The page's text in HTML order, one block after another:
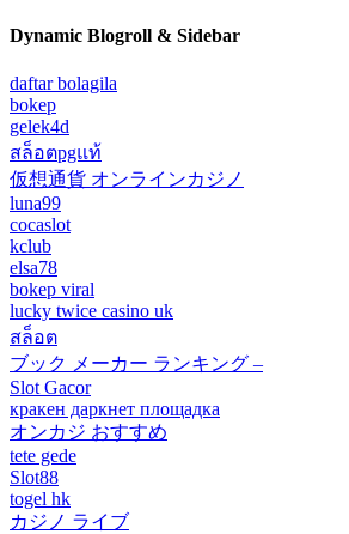
Dynamic Blogroll & Sidebar
daftar bolagila
bokep
gelek4d
สล็อตpgแท้
仮想通貨 オンラインカジノ
luna99
cocaslot
kclub
elsa78
bokep viral
lucky twice casino uk
สล็อต
ブック メーカー ランキング –
Slot Gacor
кракен даркнет площадка
オンカジ おすすめ
tete gede
Slot88
togel hk
カジノ ライブ